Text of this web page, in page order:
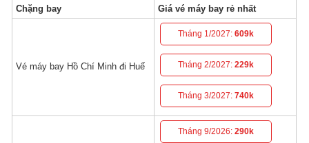
Chặng bay Giá vé máy bay rẻ nhất
Vé máy bay Hồ Chí Minh đi Huế
Tháng 1/2027:609k
Tháng 2/2027:229k
Tháng 3/2027:740k
Tháng 9/2026:290k